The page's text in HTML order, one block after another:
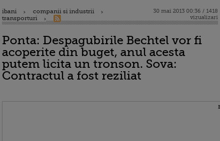
ibani
companii si industrii
transporturi
30 mai 2013 00:36 / 1418
vizualizari
Ponta: Despagubirile Bechtel vor fi
acoperite din buget, anul acesta
putem licita un tronson. Sova:
Contractul a fost reziliat